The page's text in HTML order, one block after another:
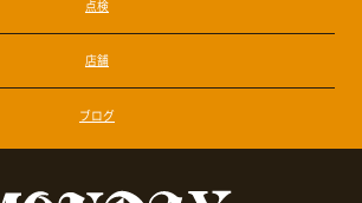
点検
店舗
ブログ